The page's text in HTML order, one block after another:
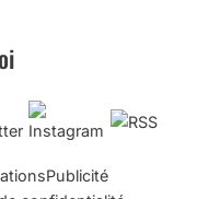
Publicité